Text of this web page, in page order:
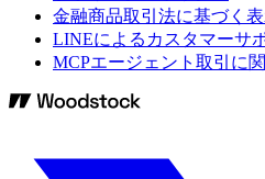
金融商品取引法に基づく
LINEによるカスタマーサ
MCPエージェント取引に